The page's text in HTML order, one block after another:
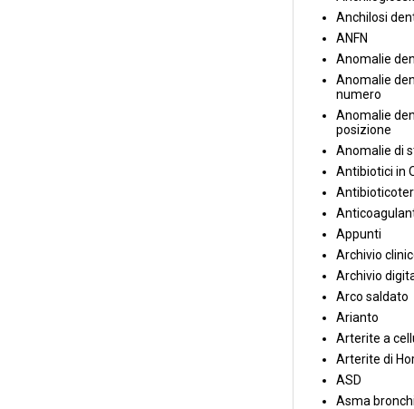
Anchilosi
ANFN
Anomalie
Anomalie
numero
Anomalie
posizione
Anomalie di
Antibiotici in
Appunti
Archivio
Archivio
Arco saldato
Arianto
Arterite a
Arterite di
ASD
Asma